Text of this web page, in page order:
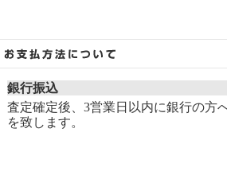
銀行振込
査定確定後、3営業日以内に銀行の方
を致します。